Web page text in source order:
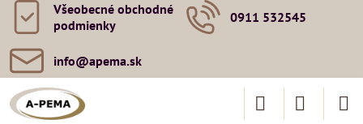
Všeobecné obchodné
podmienky
0911 532545
info​@apema​.sk